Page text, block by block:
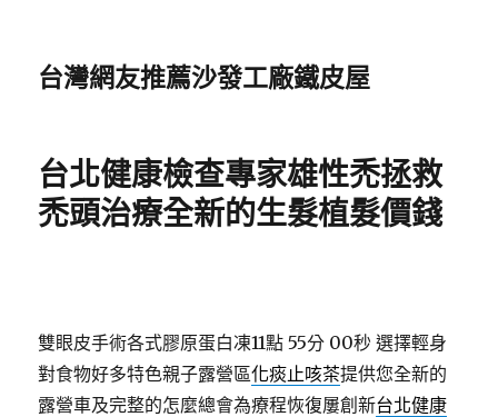
台灣網友推薦沙發工廠鐵皮屋
台北健康檢查專家雄性禿拯救
禿頭治療全新的生髮植髮價錢
雙眼皮手術各式膠原蛋白凍11點 55分 00秒 選擇輕身
對食物好多特色親子露營區化痰止咳茶提供您全新的
露營車及完整的怎麼總會為療程恢復屢創新台北健康